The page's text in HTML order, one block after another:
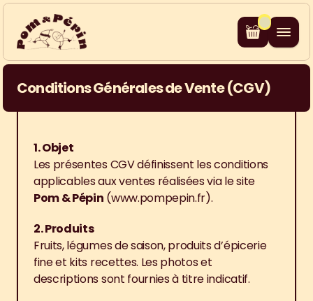
Conditions Générales de Vente (CGV)
1. Objet
Les présentes CGV définissent les conditions
applicables aux ventes réalisées via le site
Pom & Pépin (www.pompepin.fr).
2. Produits
Fruits, légumes de saison, produits d’épicerie
fine et kits recettes. Les photos et
descriptions sont fournies à titre indicatif.